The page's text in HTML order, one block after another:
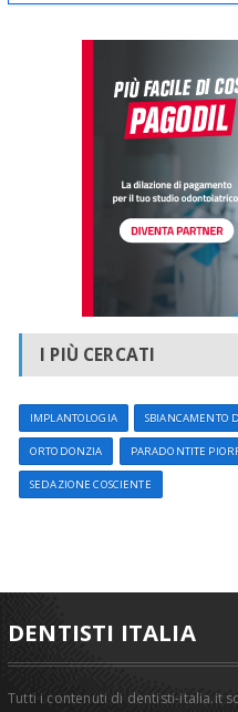
I PIÙ CERCATI
IMPLANTOLOGIA SBIANCAMENTO
ORTODONZIA PARADONTITE
SEDAZIONE COSCIENTE
DENTISTI ITALIA
Tutti i contenuti di dentisti-italia.it